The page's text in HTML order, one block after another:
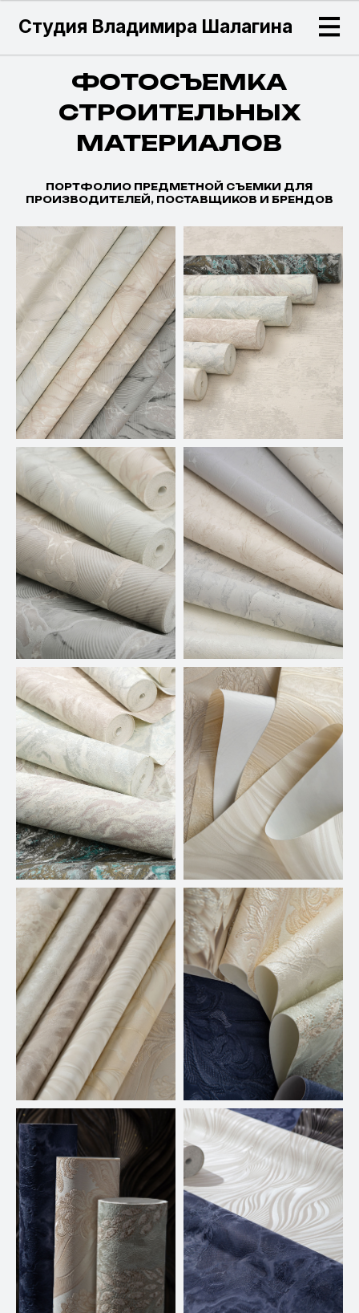
Студия Владимира Шалагина
ФОТОСЪЕМКА
СТРОИТЕЛЬНЫХ
МАТЕРИАЛОВ